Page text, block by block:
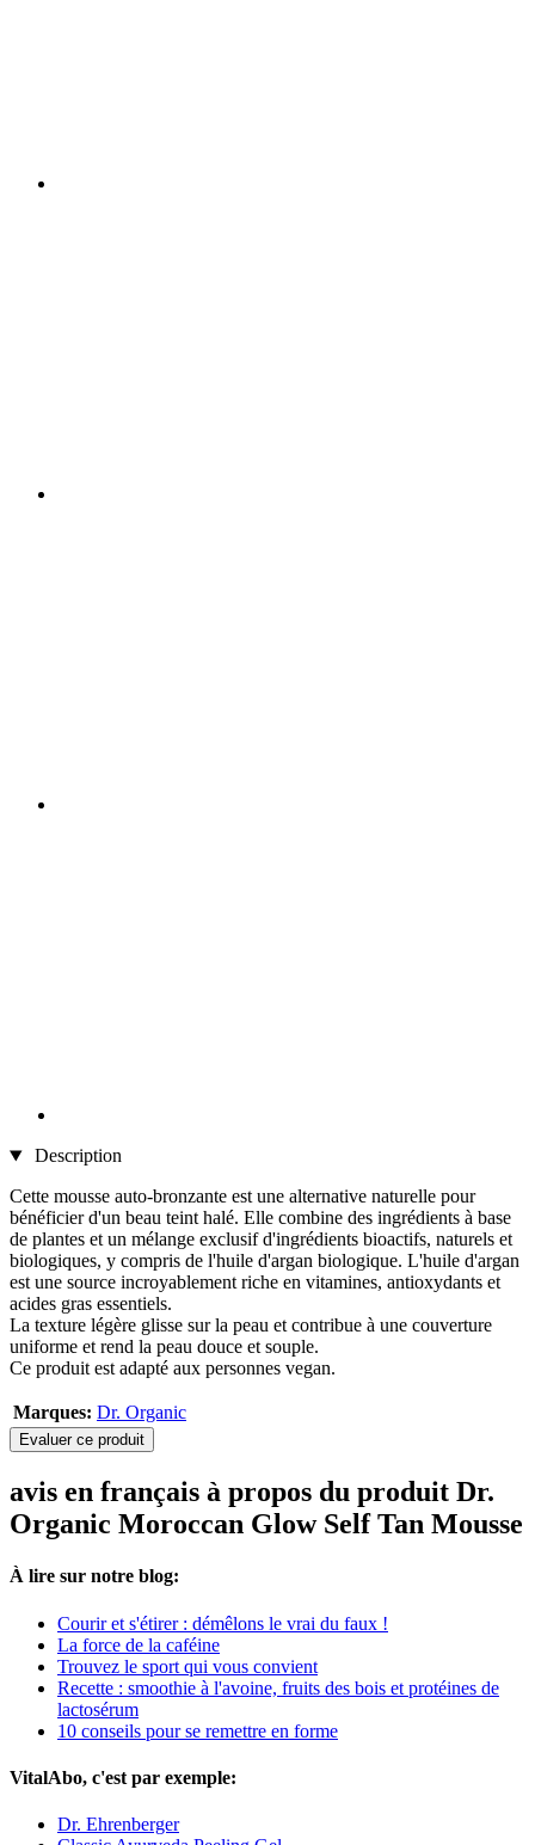
Description
Cette mousse auto-bronzante est une alternative naturelle pour
bénéficier d'un beau teint halé. Elle combine des ingrédients à base
de plantes et un mélange exclusif d'ingrédients bioactifs, naturels et
biologiques, y compris de l'huile d'argan biologique. L'huile d'argan
est une source incroyablement riche en vitamines, antioxydants et
acides gras essentiels.
La texture légère glisse sur la peau et contribue à une couverture
uniforme et rend la peau douce et souple.
Ce produit est adapté aux personnes vegan.
Marques: Dr. Organic
Evaluer ce produit
avis en français à propos du produit Dr.
Organic Moroccan Glow Self Tan Mousse
À lire sur notre blog:
Courir et s'étirer : démêlons le vrai du faux !
La force de la caféine
Trouvez le sport qui vous convient
Recette : smoothie à l'avoine, fruits des bois et protéines de
lactosérum
10 conseils pour se remettre en forme
VitalAbo, c'est par exemple:
Dr. Ehrenberger